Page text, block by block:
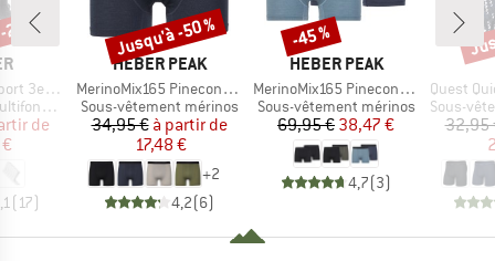
Pack
réduit
de
(17)
%
MARQUE
HEBER PEAK
Article
MerinoMix165 PineconeHe. Boxer
Product group
Sous-vêtement mérinos
Prix
34,95 € Prix réduit
à partir de
17,48 €
+2
4,2(6)
Remise
Jusqu'à -50 %
MARQUE
HEBER PEAK
Article
MerinoMix165 PineconeHe. Boxer 2-Pack
Product group
Sous-vêtement mérinos
Prix
69,95 €Prix réduit
38,47 €
4,7(3)
Remise
-45 %
Article
Quest Quick-
Product
Sous-
32,95